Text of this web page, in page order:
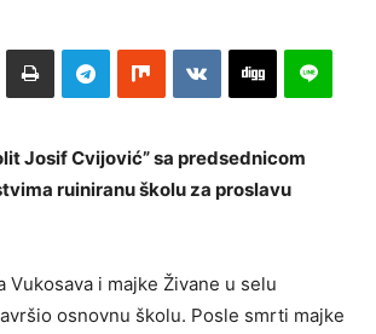
Josif Cvijović” sa predsednicom
ruiniranu školu za proslavu
i majke Živane u selu
osnovnu školu. Posle smrti majke